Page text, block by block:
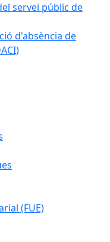
servei públic de
d'absència de
(FUE)